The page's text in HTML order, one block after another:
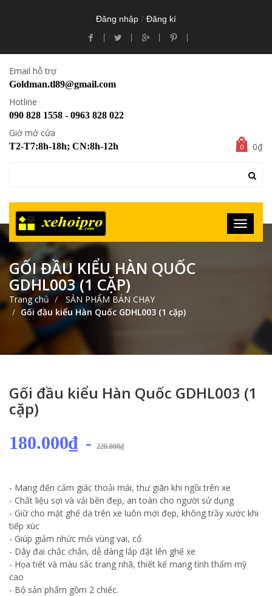
Đăng nhập / Đăng kí
Email hỗ trợ
Goldman.tl89@gmail.com
Hotline
090 828 1558 - 0963 828 022
Giờ mở cửa
T2-T7:8h-18h; CN:8h-12h 0 0₫
GỐI ĐẦU KIỂU HÀN QUỐC
GDHL003 (1 CẶP)
Trang chủ
SẢN PHẨM BÁN CHẠY
Gối đầu kiểu Hàn Quốc GDHL003 (1 cặp)
Gối đầu kiểu Hàn Quốc GDHL003 (1
cặp)
180.000₫ - 220.000₫
- Mang đến cảm giác thoải mái, thư giãn khi ngồi trên xe
- Chất liệu sợi và vải bền đẹp, an toàn cho người sử dụng
- Giữ cho mặt ghế da trên xe luôn mới đẹp, không trầy xước khi
tiếp xúc
- Giúp giảm nhức mỏi vùng vai, cổ
- Dây đai chắc chắn, dễ dàng lắp đặt lên ghế xe
- Họa tiết và màu sắc trang nhã, thiết kế mang tính thẩm mỹ
cao
- Bộ sản phẩm gồm 2 chiếc.